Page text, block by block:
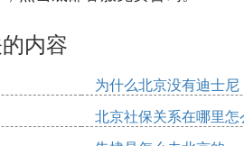
内容
为什么北京没有迪士尼
北京社保关系在哪里怎